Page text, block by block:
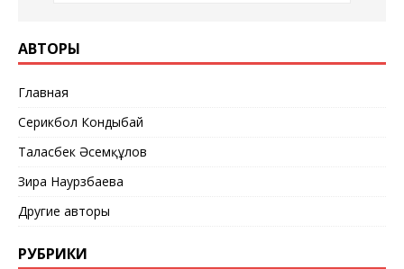
АВТОРЫ
Главная
Серикбол Кондыбай
Таласбек Әсемқұлов
Зира Наурзбаева
Другие авторы
РУБРИКИ